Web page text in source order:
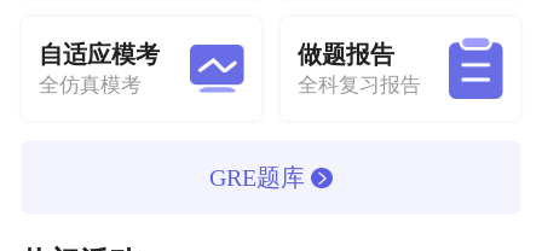
自适应模考
全仿真模考
做题报告
全科复习报告
GRE题库